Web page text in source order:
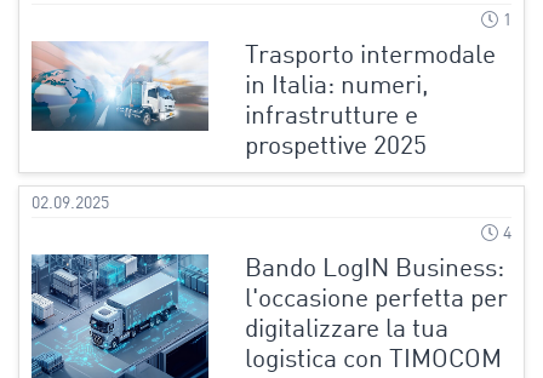
1
Trasporto intermodale
in Italia: numeri,
infrastrutture e
prospettive 2025
02.09.2025
4
Bando LogIN Business:
l'occasione perfetta per
digitalizzare la tua
logistica con TIMOCOM